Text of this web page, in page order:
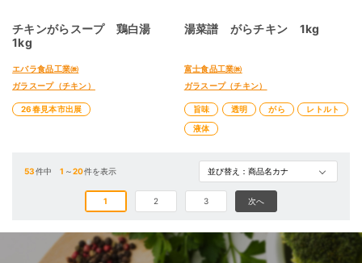
チキンがらスープ 鶏白湯
1kg
エバラ食品工業㈱
ガラスープ（チキン）
26春見本市出展
湯菜譜 がらチキン 1kg
富士食品工業㈱
ガラスープ（チキン）
旨味 透明 がら
レトルト
液体
53件中1 ～20件を表示
1 2 3 次へ